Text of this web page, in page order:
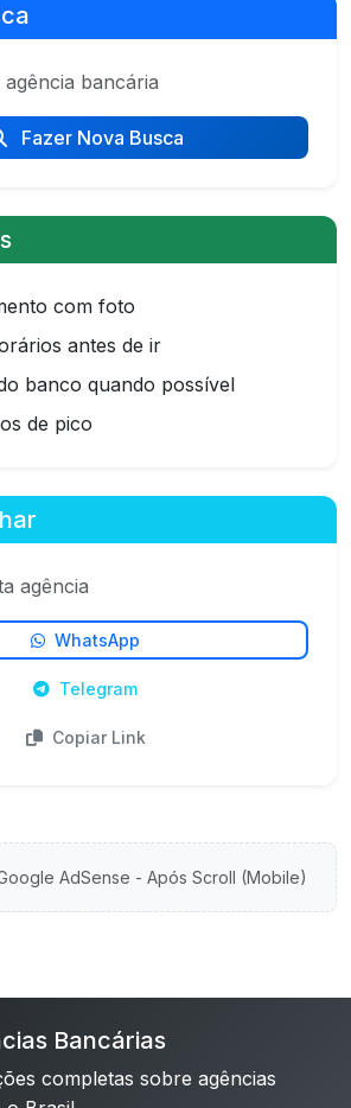
bancária
Fazer Nova Busca
com foto
antes de ir
banco quando possível
de pico
agência
WhatsApp
Telegram
Copiar Link
AdSense - Após Scroll (Mobile)
Bancárias
completas sobre agências